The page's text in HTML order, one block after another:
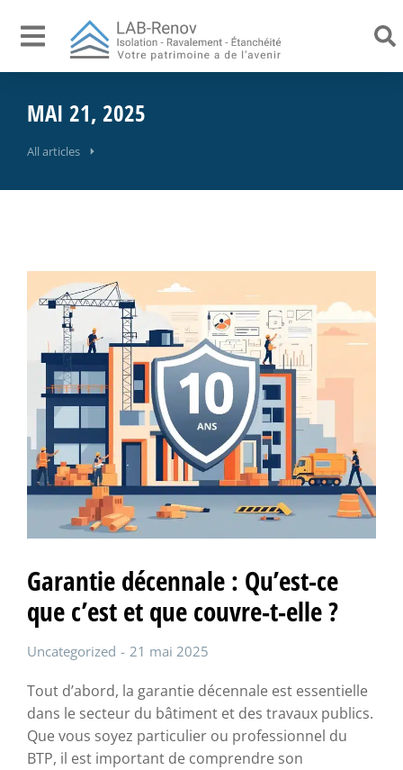
MAI 21, 2025
All articles
Garantie décennale : Qu’est-ce
que c’est et que couvre-t-elle ?
Uncategorized 21 mai 2025
Tout d’abord, la garantie décennale est essentielle
dans le secteur du bâtiment et des travaux publics.
Que vous soyez particulier ou professionnel du
BTP, il est important de comprendre son